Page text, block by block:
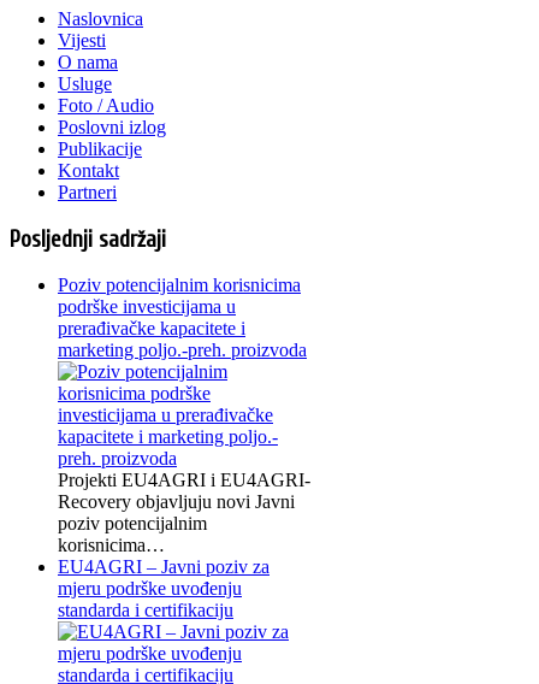
Naslovnica
Vijesti
O nama
Usluge
Foto / Audio
Poslovni izlog
Publikacije
Kontakt
Partneri
Posljednji sadržaji
Poziv potencijalnim korisnicima
podrške investicijama u
prerađivačke kapacitete i
marketing poljo.-preh. proizvoda
Projekti EU4AGRI i EU4AGRI-
Recovery objavljuju novi Javni
poziv potencijalnim
korisnicima…
EU4AGRI – Javni poziv za
mjeru podrške uvođenju
standarda i certifikaciju